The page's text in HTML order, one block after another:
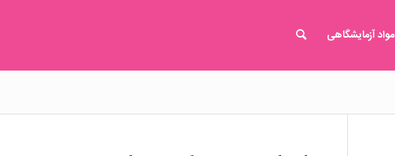
مواد آزمایشگاهی